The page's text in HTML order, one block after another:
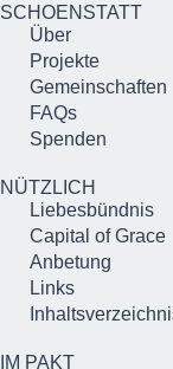
SCHOENSTATT
Über
Projekte
Gemeinschaften
FAQs
Spenden
NÜTZLICH
Liebesbündnis
Capital of Grace
Anbetung
Links
IM PAKT